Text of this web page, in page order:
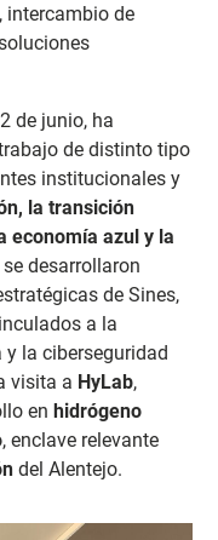
intercambio de
de junio, ha
de distinto tipo
institucionales y
la transición
economía azul y la
desarrollaron
de Sines,
a la
la ciberseguridad
visita a HyLab,
en hidrógeno
, enclave relevante
del Alentejo.